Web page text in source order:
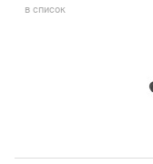
в список